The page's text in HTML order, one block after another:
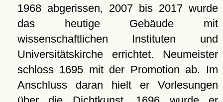
1968 abgerissen, 2007 bis 2017 wurde
das heutige Gebäude mit
wissenschaftlichen Instituten und
Universitätskirche errichtet. Neumeister
schloss 1695 mit der Promotion ab. Im
Anschluss daran hielt er Vorlesungen